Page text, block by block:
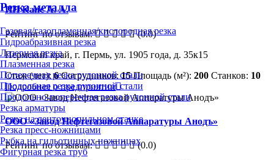
Резка металла
Газовая/газопламенная/кислородная резка
Гидроабразивная резка
Лазерная резка
Плазменная резка
Поперечная резка рулонной стали
Продольная резка рулонной стали
Продольно-поперечная резка рулонной стали
Резка арматуры
Резка на ленточнопильном станке
Резка пресс-ножницами
Рубка на гильотинных ножницах
Фигурная резка труб
ИП Канс А. А.
Рейтинг по отзывам:
(0.0)
Пермский край, г. Пермь, ул. 1905 года, д. 35к15
Стаж (лет):6 Сотрудников:15 Площадь (м²): 200 Станков: 10
Подробнее о предприятии
ООО «Завод Нефтегазовой Аппаратуры Анодъ»
Рейтинг по отзывам:
(0.0)